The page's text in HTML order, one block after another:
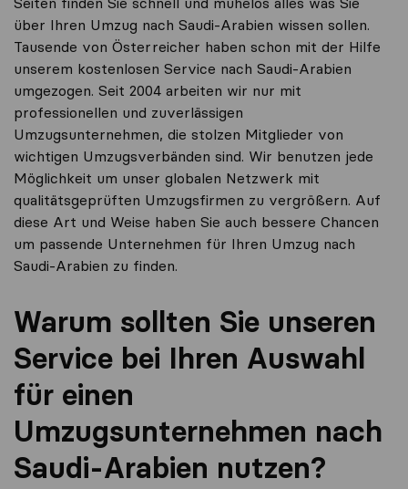
über Ihren Umzug nach Saudi-Arabien wissen sollen.
Tausende von Österreicher haben schon mit der Hilfe
unserem kostenlosen Service nach Saudi-Arabien
umgezogen. Seit 2004 arbeiten wir nur mit
professionellen und zuverlässigen
Umzugsunternehmen, die stolzen Mitglieder von
wichtigen Umzugsverbänden sind. Wir benutzen jede
Möglichkeit um unser globalen Netzwerk mit
qualitätsgeprüften Umzugsfirmen zu vergrößern. Auf
diese Art und Weise haben Sie auch bessere Chancen
um passende Unternehmen für Ihren Umzug nach
Saudi-Arabien zu finden.
Warum sollten Sie unseren
Service bei Ihren Auswahl
für einen
Umzugsunternehmen nach
Saudi-Arabien nutzen?